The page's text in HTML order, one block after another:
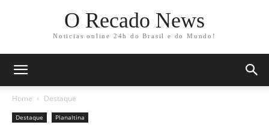
O Recado News
Noticias online 24h do Brasil e do Mundo!
Home Destaque
Destaque Planaltina